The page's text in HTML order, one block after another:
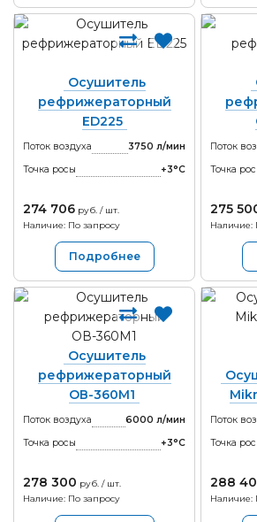
Осушитель
рефрижераторный
ED225
Поток воздуха
3750 л/мин
Точка росы
+3°С
274 706 руб. / шт.
Наличие: По запросу
Подробнее
Поток
Точка
275
Наличие:
Осушитель
рефрижераторный
ОВ-360М1
Поток воздуха
6000 л/мин
Точка росы
+3°С
278 300 руб. / шт.
Наличие: По запросу
Поток
Точка
288
Наличие: